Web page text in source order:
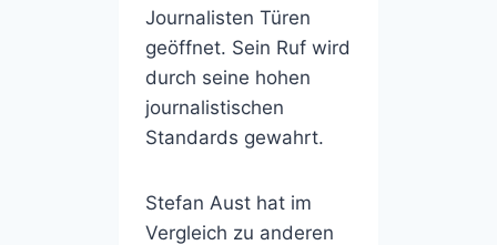
Journalisten Türen
geöffnet. Sein Ruf wird
durch seine hohen
journalistischen
Standards gewahrt.
Stefan Aust hat im
Vergleich zu anderen